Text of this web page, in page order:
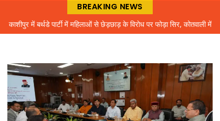
BREAKING NEWS
काशीपुर में बर्थडे पार्टी में महिलाओं से छेड़छाड़ के विरोध पर फोड़ा सिर, कोतवाली में
बिल चुकाने पर तो बिजली मिल नहीं रही, मुफ्त में क्या देंगे, गर्मी में बत्ती गुल होने से
लोग आक्रोशित
एमबीपीजी कॉलेज में प्रवेश परीक्षा की तैयारियां तेज, ऑनलाइन पंजीकरण के साथ